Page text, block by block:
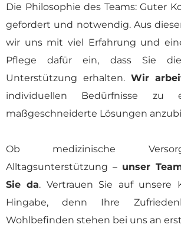
Die Philosophie des Teams: Guter
gefordert und notwendig. Aus
wir uns mit viel Erfahrung und
Pflege dafür ein, dass Sie die
Unterstützung erhalten. Wir
individuellen Bedürfnisse zu
maßgeschneiderte Lösungen
Ob medizinische
Alltagsunterstützung – unser
Sie da. Vertrauen Sie auf unsere
Hingabe, denn Ihre
Wohlbefinden stehen bei uns an